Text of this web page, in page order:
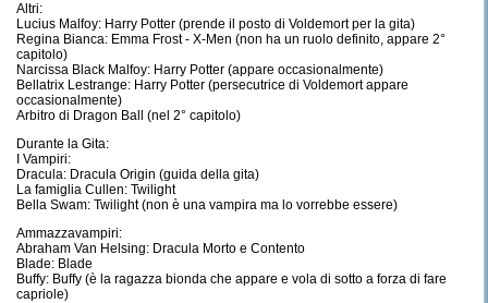
Altri:
Lucius Malfoy: Harry Potter (prende il posto di Voldemort per la gita)
Regina Bianca: Emma Frost - X-Men (non ha un ruolo definito, appare 2°
capitolo)
Narcissa Black Malfoy: Harry Potter (appare occasionalmente)
Bellatrix Lestrange: Harry Potter (persecutrice di Voldemort appare
occasionalmente)
Arbitro di Dragon Ball (nel 2° capitolo)
Durante la Gita:
I Vampiri:
Dracula: Dracula Origin (guida della gita)
La famiglia Cullen: Twilight
Bella Swam: Twilight (non è una vampira ma lo vorrebbe essere)
Ammazzavampiri:
Abraham Van Helsing: Dracula Morto e Contento
Blade: Blade
Buffy: Buffy (è la ragazza bionda che appare e vola di sotto a forza di fare
capriole)